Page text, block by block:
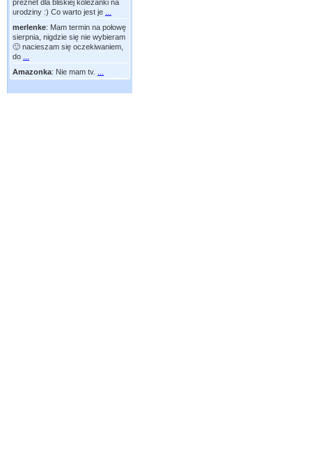
preznet dla bliskiej koleżanki na
urodziny :) Co warto jest je
merlenke: Mam termin na połowę
sierpnia, nigdzie się nie wybieram
🙂 nacieszam się oczekiwaniem,
do
Amazonka: Nie mam tv.